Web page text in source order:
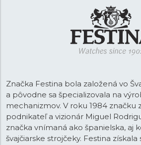
Značka Festina bola založená vo
a pôvodne sa špecializovala na
mechanizmov. V roku 1984 značku
podnikateľ a vizionár Miguel
značka vnímaná ako španielska, aj
švajčiarske strojčeky. Festina získala